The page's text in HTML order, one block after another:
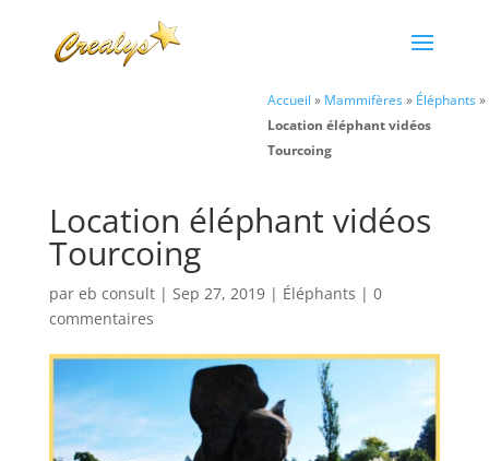
Accueil » Mammifères» Éléphants»
Location éléphant vidéos
Tourcoing
Location éléphant vidéos
Tourcoing
par eb consult| Sep 27, 2019| Éléphants | 0
commentaires